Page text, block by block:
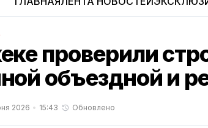
проверили
объездной и
2026 15:43 Обновлено